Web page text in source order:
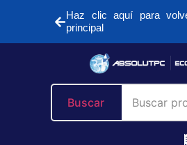
Haz clic aquí para
principal
Buscar